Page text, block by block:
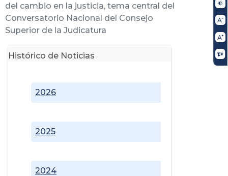
del cambio en la justicia, tema central del
Conversatorio Nacional del Consejo
Superior de la Judicatura
Histórico de Noticias
2024
2025
2026